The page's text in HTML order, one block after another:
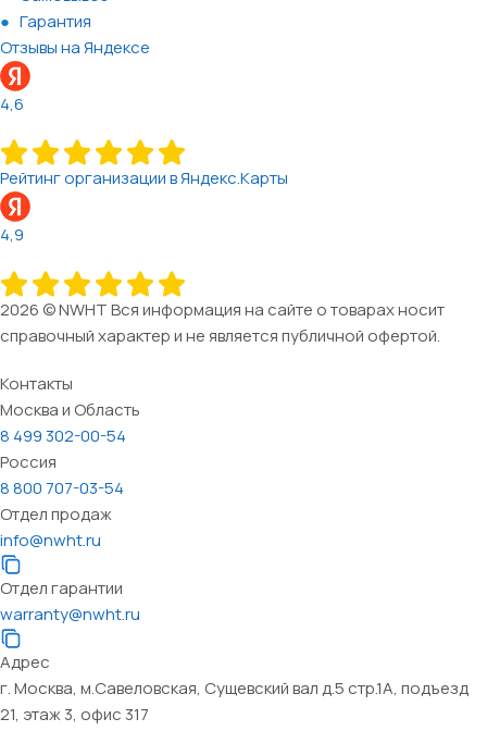
Гарантия
Отзывы на Яндексе
4,6
Рейтинг организации в Яндекс.Карты
4,9
2026 © NWHT Вся информация на сайте о товарах носит
справочный характер и не является публичной офертой.
Контакты
Москва и Область
8 499 302-00-54
Россия
8 800 707-03-54
Отдел продаж
info@nwht.ru
Отдел гарантии
warranty@nwht.ru
Адрес
г. Москва, м.Савеловская, Сущевский вал д.5 стр.1А, подъезд
21, этаж 3, офис 317